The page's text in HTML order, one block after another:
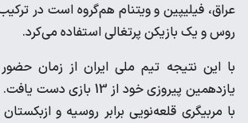
عراق، فیلیپین و ویتنام هم‌گروه است در
روس و یک بازیکن پرتغالی استفاده می‌کرد.
با این نتیجه تیم ملی ایران از زمان حضور
یازدهمین پیروزی خود از 13
با مربیگری قلعه‌نویی برابر روسیه و